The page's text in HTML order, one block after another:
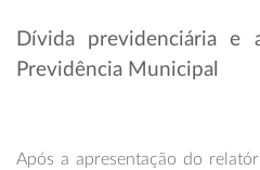
Dívida previdenciária e
Previdência Municipal
Após a apresentação do